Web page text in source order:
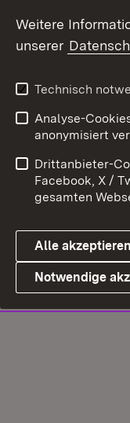
Weitere
unserer
Technisch
Analyse-
anonymisiert
Drittanbieter-
Facebook, X /
gesamten
Alle akzeptieren
Notwendige